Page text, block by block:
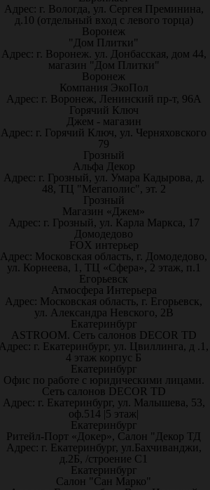
Адрес: г. Вологда, ул. Сергея Преминина,
д.10 (отдельный вход с левого торца)
Воронеж
"Дом Плитки"
Адрес: г. Воронеж. ул. Донбасская, дом 44,
магазин "Дом Плитки"
Воронеж
Компания ЭкоПол
Адрес: г. Воронеж, Ленинский пр-т, 96А
Горячий Ключ
Джем - магазин
Адрес: г. Горячий Ключ, ул. Черняховского
79
Грозный
Альфа Декор
Адрес: г. Грозный, ул. Умара Кадырова, д.
48, ТЦ "Мегаполис", эт. 2
Грозный
Магазин «Джем»
Адрес: г. Грозный, ул. Карла Маркса, 17
Домодедово
FOX интерьер
Адрес: Московская область, г. Домодедово,
ул. Корнеева, 1, ТЦ «Сфера», 2 этаж, п.1
Егорьевск
Атмосфера Интерьера
Адрес: Московская область, г. Егорьевск,
ул. Александра Невского, 2В
Екатеринбург
ASTROOM. Сеть салонов DECOR TD
г. Екатеринбург, ул. Цвиллинга, д .1,
4 этаж корпус Б
Екатеринбург
Офис по работе с юридическими лицами.
Сеть салонов DECOR TD
Адрес: г. Екатеринбург, ул. Малышева, 53,
оф.514 |5 этаж|
Екатеринбург
Ритейл-Порт «Докер», Салон "Декор ТД
Адрес: г. Екатеринбург, ул.Бахчиванджи,
д.2Б, /строение С1
Екатеринбург
Салон "Сан Марко"